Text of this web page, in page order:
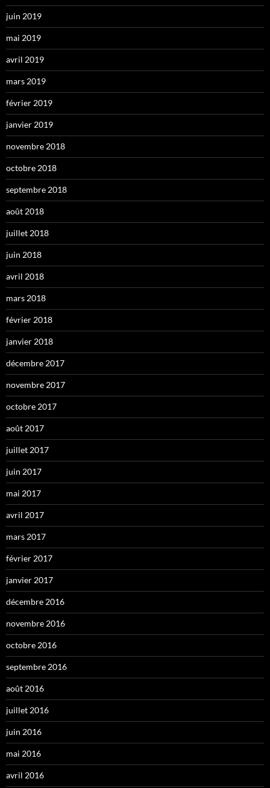
juin 2019
mai 2019
avril 2019
mars 2019
février 2019
janvier 2019
novembre 2018
octobre 2018
septembre 2018
août 2018
juillet 2018
juin 2018
avril 2018
mars 2018
février 2018
janvier 2018
décembre 2017
novembre 2017
octobre 2017
août 2017
juillet 2017
juin 2017
mai 2017
avril 2017
mars 2017
février 2017
janvier 2017
décembre 2016
novembre 2016
octobre 2016
septembre 2016
août 2016
juillet 2016
juin 2016
mai 2016
avril 2016